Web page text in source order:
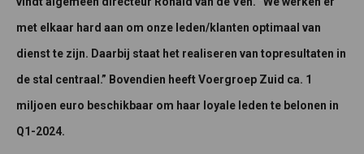
met elkaar hard aan om onze leden/klanten optimaal van
dienst te zijn. Daarbij staat het realiseren van topresultaten in
de stal centraal.” Bovendien heeft Voergroep Zuid ca. 1
miljoen euro beschikbaar om haar loyale leden te belonen in
Q1-2024.